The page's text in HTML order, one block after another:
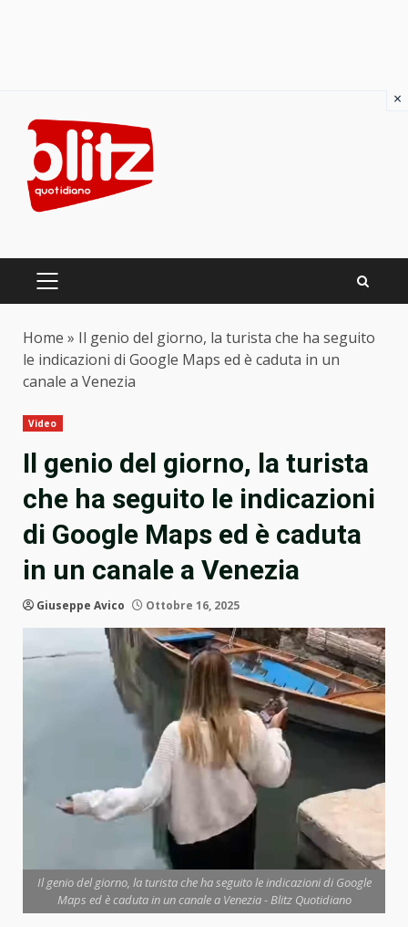
content
PRIMARY
Home » Il genio del giorno, la turista che ha seguito
le indicazioni di Google Maps ed è caduta in un
canale a Venezia
Video
Il genio del giorno, la turista
che ha seguito le indicazioni
di Google Maps ed è caduta
in un canale a Venezia
Giuseppe Avico Ottobre 16, 2025
Il genio del giorno, la turista che ha seguito le indicazioni di Google
Maps ed è caduta in un canale a Venezia - Blitz Quotidiano
×